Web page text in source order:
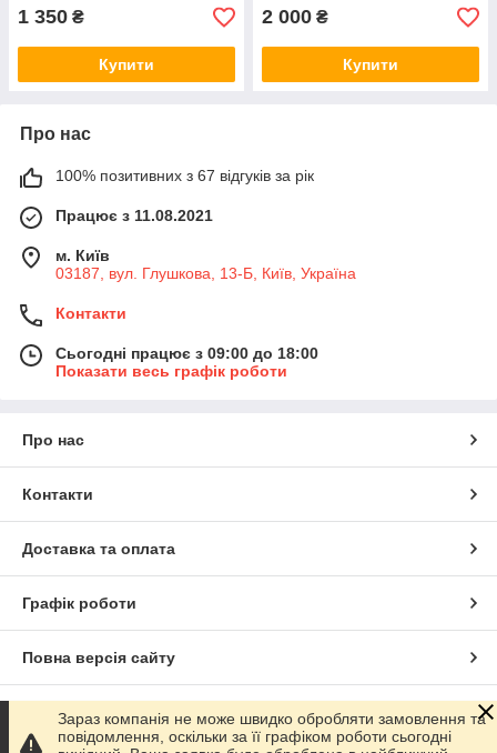
1 350 ₴
Купити
2 000 ₴
Купити
Про нас
100% позитивних з 67 відгуків за рік
Працює з 11.08.2021
м. Київ
03187, вул. Глушкова, 13-Б, Київ, Україна
Контакти
Сьогодні працює з 09:00 до 18:00
Показати весь графік роботи
Про нас
Контакти
Доставка та оплата
Графік роботи
Повна версія сайту
Сайт створено на маркетплейсі Prom.ua
Зараз компанія не може швидко обробляти замовлення та
повідомлення, оскільки за її графіком роботи сьогодні